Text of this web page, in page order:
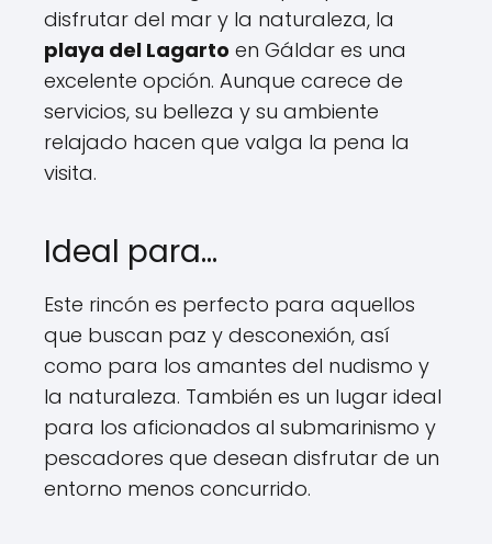
disfrutar del mar y la naturaleza, la
playa del Lagarto en Gáldar es una
excelente opción. Aunque carece de
servicios, su belleza y su ambiente
relajado hacen que valga la pena la
visita.
Ideal para…
Este rincón es perfecto para aquellos
que buscan paz y desconexión, así
como para los amantes del nudismo y
la naturaleza. También es un lugar ideal
para los aficionados al submarinismo y
pescadores que desean disfrutar de un
entorno menos concurrido.